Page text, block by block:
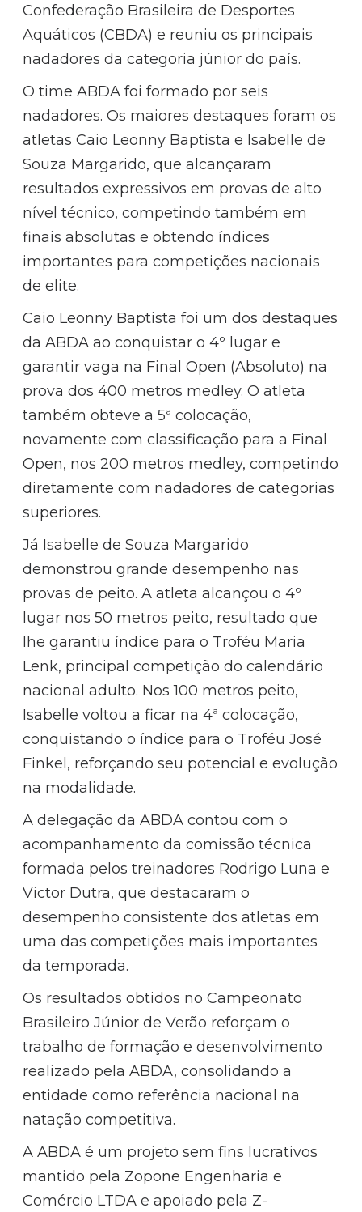
Confederação Brasileira de Desportes
Aquáticos (CBDA) e reuniu os principais
nadadores da categoria júnior do país.
O time ABDA foi formado por seis
nadadores. Os maiores destaques foram os
atletas Caio Leonny Baptista e Isabelle de
Souza Margarido, que alcançaram
resultados expressivos em provas de alto
nível técnico, competindo também em
finais absolutas e obtendo índices
importantes para competições nacionais
de elite.
Caio Leonny Baptista foi um dos destaques
da ABDA ao conquistar o 4º lugar e
garantir vaga na Final Open (Absoluto) na
prova dos 400 metros medley. O atleta
também obteve a 5ª colocação,
novamente com classificação para a Final
Open, nos 200 metros medley, competindo
diretamente com nadadores de categorias
superiores.
Já Isabelle de Souza Margarido
demonstrou grande desempenho nas
provas de peito. A atleta alcançou o 4º
lugar nos 50 metros peito, resultado que
lhe garantiu índice para o Troféu Maria
Lenk, principal competição do calendário
nacional adulto. Nos 100 metros peito,
Isabelle voltou a ficar na 4ª colocação,
conquistando o índice para o Troféu José
Finkel, reforçando seu potencial e evolução
na modalidade.
A delegação da ABDA contou com o
acompanhamento da comissão técnica
formada pelos treinadores Rodrigo Luna e
Victor Dutra, que destacaram o
desempenho consistente dos atletas em
uma das competições mais importantes
da temporada.
Os resultados obtidos no Campeonato
Brasileiro Júnior de Verão reforçam o
trabalho de formação e desenvolvimento
realizado pela ABDA, consolidando a
entidade como referência nacional na
natação competitiva.
A ABDA é um projeto sem fins lucrativos
mantido pela Zopone Engenharia e
Comércio LTDA e apoiado pela Z-